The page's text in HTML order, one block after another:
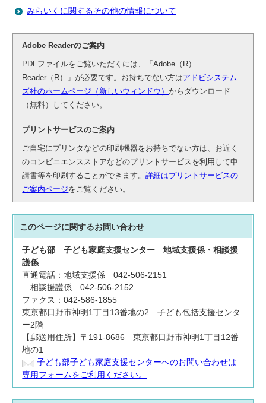
みらいくに関するその他の情報について
Adobe Readerのご案内
PDFファイルをご覧いただくには、「Adobe（R）
Reader（R）」が必要です。お持ちでない方はアドビシステム
ズ社のホームページ（新しいウィンドウ）からダウンロード
（無料）してください。
プリントサービスのご案内
ご自宅にプリンタなどの印刷機器をお持ちでない方は、お近く
のコンビニエンスストアなどのプリントサービスを利用して申
請書等を印刷することができます。詳細はプリントサービスの
ご案内ページをご覧ください。
このページに関するお問い合わせ
子ども部子ども家庭支援センター 地域支援係・相談援
護係
直通電話：地域支援係 042-506-2151
相談援護係 042-506-2152
ファクス：042-586-1855
東京都日野市神明1丁目13番地の2 子ども包括支援センタ
ー2階
【郵送用住所】〒191-8686 東京都日野市神明1丁目12番
地の1
子ども部子ども家庭支援センターへのお問い合わせは
専用フォームをご利用ください。